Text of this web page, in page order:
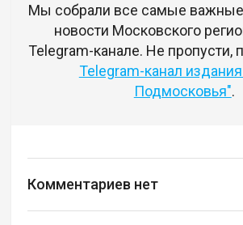
Мы собрали все самые
новости Московского
Telegram-канале. Не пропусти,
Telegram-канал
Подмосковья".
Комментариев нет